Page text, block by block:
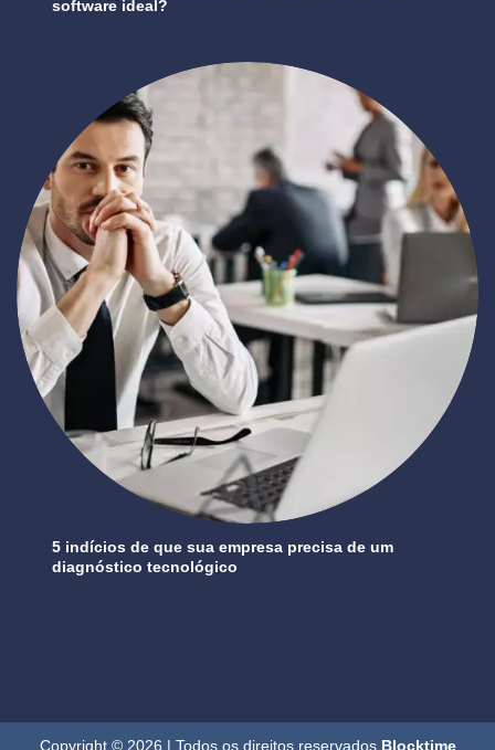
software ideal?
5 indícios de que sua empresa precisa de um
diagnóstico tecnológico
Copyright © 2026 | Todos os direitos reservados. Blocktime